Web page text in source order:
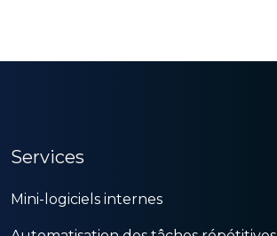
Services
Mini-logiciels internes